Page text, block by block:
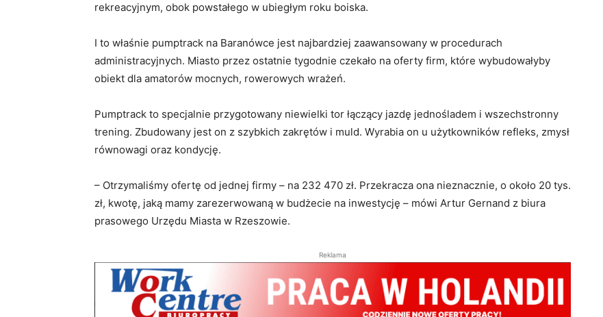
rekreacyjnym, obok powstałego w ubiegłym roku boiska.
I to właśnie pumptrack na Baranówce jest najbardziej zaawansowany w procedurach
administracyjnych. Miasto przez ostatnie tygodnie czekało na oferty firm, które wybudowałyby
obiekt dla amatorów mocnych, rowerowych wrażeń.
Pumptrack to specjalnie przygotowany niewielki tor łączący jazdę jednośladem i wszechstronny
trening. Zbudowany jest on z szybkich zakrętów i muld. Wyrabia on u użytkowników refleks, zmysł
równowagi oraz kondycję.
– Otrzymaliśmy ofertę od jednej firmy – na 232 470 zł. Przekracza ona nieznacznie, o około 20 tys.
zł, kwotę, jaką mamy zarezerwowaną w budżecie na inwestycję – mówi Artur Gernand z biura
prasowego Urzędu Miasta w Rzeszowie.
Reklama